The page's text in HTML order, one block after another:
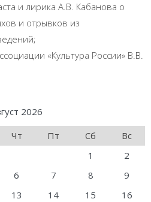
и лирика А.В. Кабанова о
и отрывков из
«Культура России» В.В.
2026
Чт Пт Сб
Вс
1
2
6 7 8
9
13 14 15
16